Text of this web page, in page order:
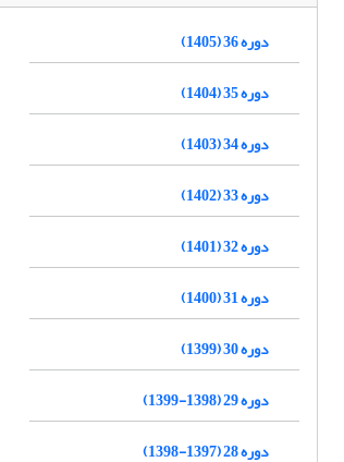
دوره 36 (1405)
دوره 35 (1404)
دوره 34 (1403)
دوره 33 (1402)
دوره 32 (1401)
دوره 31 (1400)
دوره 30 (1399)
دوره 29 (1398-1399)
دوره 28 (1397-1398)